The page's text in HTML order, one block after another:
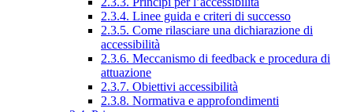
2.3.4. Linee guida e criteri di successo
2.3.5. Come rilasciare una dichiarazione di
accessibilità
2.3.6. Meccanismo di feedback e procedura di
attuazione
2.3.7. Obiettivi accessibilità
2.3.8. Normativa e approfondimenti